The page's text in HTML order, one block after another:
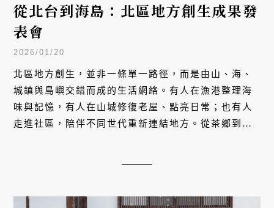
從北台到海島：北區地方創生成果發
表會
2026/01/20
北區地方創生，並非一條單一路徑，而是由山、海、
城鎮與島嶼交錯而成的生活網絡。有人在漁港整理海
味與記憶，有人在山城修復老屋、點亮日常；也有人
走進社區，陪伴不同世代重新連結地方。從茶鄉到礦